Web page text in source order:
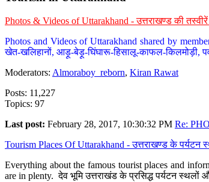
Photos & Videos of Uttarakhand - उत्तराखण्ड की तस्वीरें
Photos and Videos of Uttarakhand shared by
खेत-खलिहानों, आड़ू-बेड़ू-घिंघारू-हिसालू-काफल-किलमोड़ी,
Moderators: Almoraboy_reborn, Kiran Rawat
Posts: 11,227
Topics: 97
Last post: February 28, 2017, 10:30:32 PM Re:
Tourism Places Of Uttarakhand - उत्तराखण्ड के पर्यटन
Everything about the famous tourist places and
are in plenty. देव भूमि उत्तराखंड के प्रसिद्ध पर्यटन